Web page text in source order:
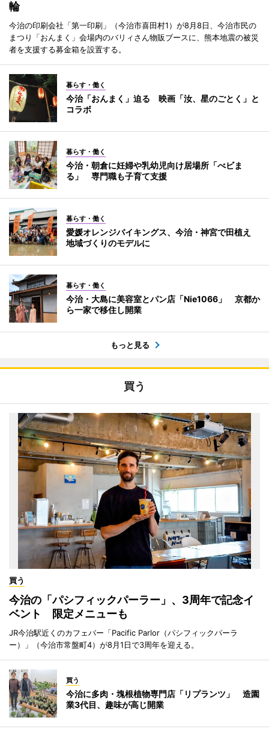
輪
今治の印刷会社「第一印刷」（今治市喜田村1）が8月8日、今治市民の
まつり「おんまく」会場内のバリィさん物販ブースに、熊本地震の被災
者を支援する募金箱を設置する。
暮らす・働く
今治「おんまく」迫る 映画「汝、星のごとく」と
コラボ
暮らす・働く
今治・朝倉に妊婦や乳幼児向け居場所「べビま
る」 専門職も子育て支援
暮らす・働く
愛媛オレンジバイキングス、今治・神宮で田植え
地域づくりのモデルに
暮らす・働く
今治・大島に美容室とパン店「Nie1066」 京都か
ら一家で移住し開業
もっと見る
買う
買う
今治の「パシフィックパーラー」、3周年で記念イ
ベント 限定メニューも
JR今治駅近くのカフェバー「Pacific Parlor（パシフィックパーラ
ー）」（今治市常盤町4）が8月1日で3周年を迎える。
買う
今治に多肉・塊根植物専門店「リプランツ」 造園
業3代目、趣味が高じ開業